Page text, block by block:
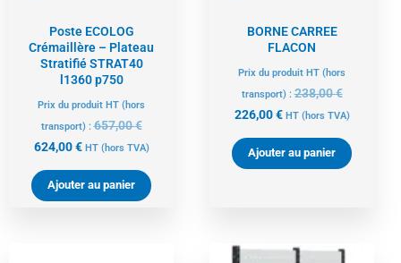
Poste ECOLOG
Crémaillère – Plateau
Stratifié STRAT40
l1360 p750
Prix du produit HT (hors
transport) :657,00€
624,00€ HT (hors TVA)
Ajouter au panier
BORNE CARREE
FLACON
Prix du produit HT (hors
transport) :238,00€
226,00€ HT (hors TVA)
Ajouter au panier
Le
Le